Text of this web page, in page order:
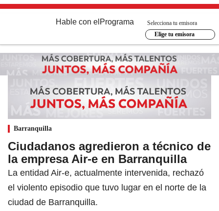
Hable con el Programa
Selecciona tu emisora
Elige tu emisora
Barranquilla
Ciudadanos agredieron a técnico de
la empresa Air-e en Barranquilla
La entidad Air-e, actualmente intervenida, rechazó
el violento episodio que tuvo lugar en el norte de la
ciudad de Barranquilla.